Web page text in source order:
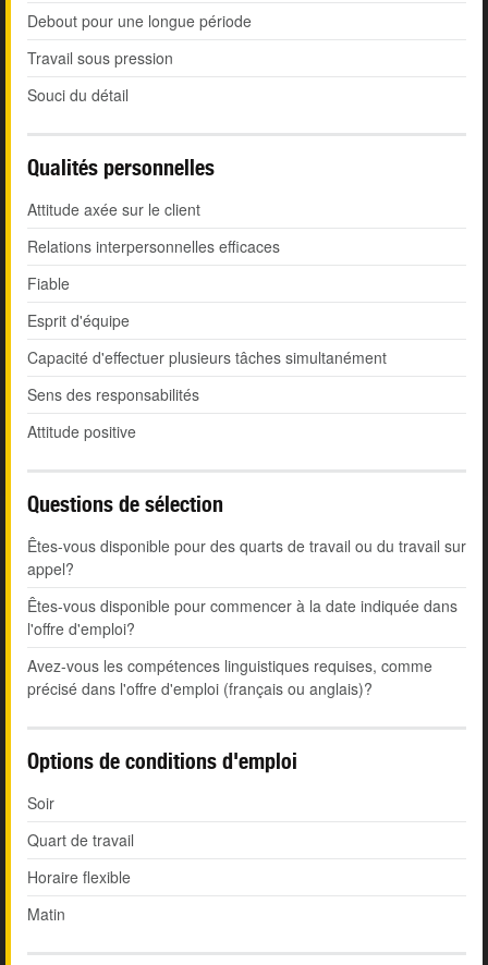
Debout pour une longue période
Travail sous pression
Souci du détail
Qualités personnelles
Attitude axée sur le client
Relations interpersonnelles efficaces
Fiable
Esprit d'équipe
Capacité d'effectuer plusieurs tâches simultanément
Sens des responsabilités
Attitude positive
Questions de sélection
Êtes-vous disponible pour des quarts de travail ou du travail sur
appel?
Êtes-vous disponible pour commencer à la date indiquée dans
l'offre d'emploi?
Avez-vous les compétences linguistiques requises, comme
précisé dans l'offre d'emploi (français ou anglais)?
Options de conditions d'emploi
Soir
Quart de travail
Horaire flexible
Matin